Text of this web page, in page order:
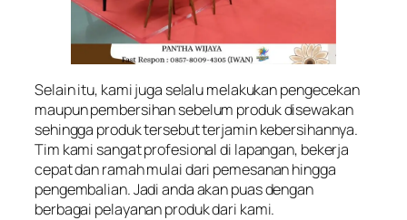
Selain itu, kami juga selalu melakukan pengecekan
maupun pembersihan sebelum produk disewakan
sehingga produk tersebut terjamin kebersihannya.
Tim kami sangat profesional di lapangan, bekerja
cepat dan ramah mulai dari pemesanan hingga
pengembalian. Jadi anda akan puas dengan
berbagai pelayanan produk dari kami.